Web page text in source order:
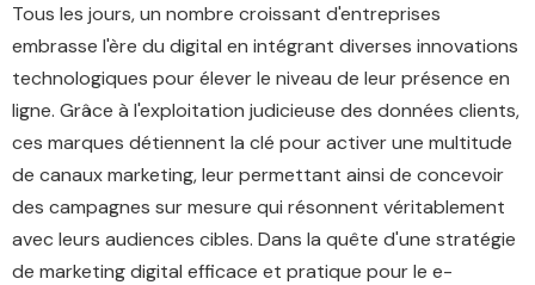
Tous les jours, un nombre croissant d'entreprises
embrasse l'ère du digital en intégrant diverses innovations
technologiques pour élever le niveau de leur présence en
ligne. Grâce à l'exploitation judicieuse des données clients,
ces marques détiennent la clé pour activer une multitude
de canaux marketing, leur permettant ainsi de concevoir
des campagnes sur mesure qui résonnent véritablement
avec leurs audiences cibles. Dans la quête d'une stratégie
de marketing digital efficace et pratique pour le e-